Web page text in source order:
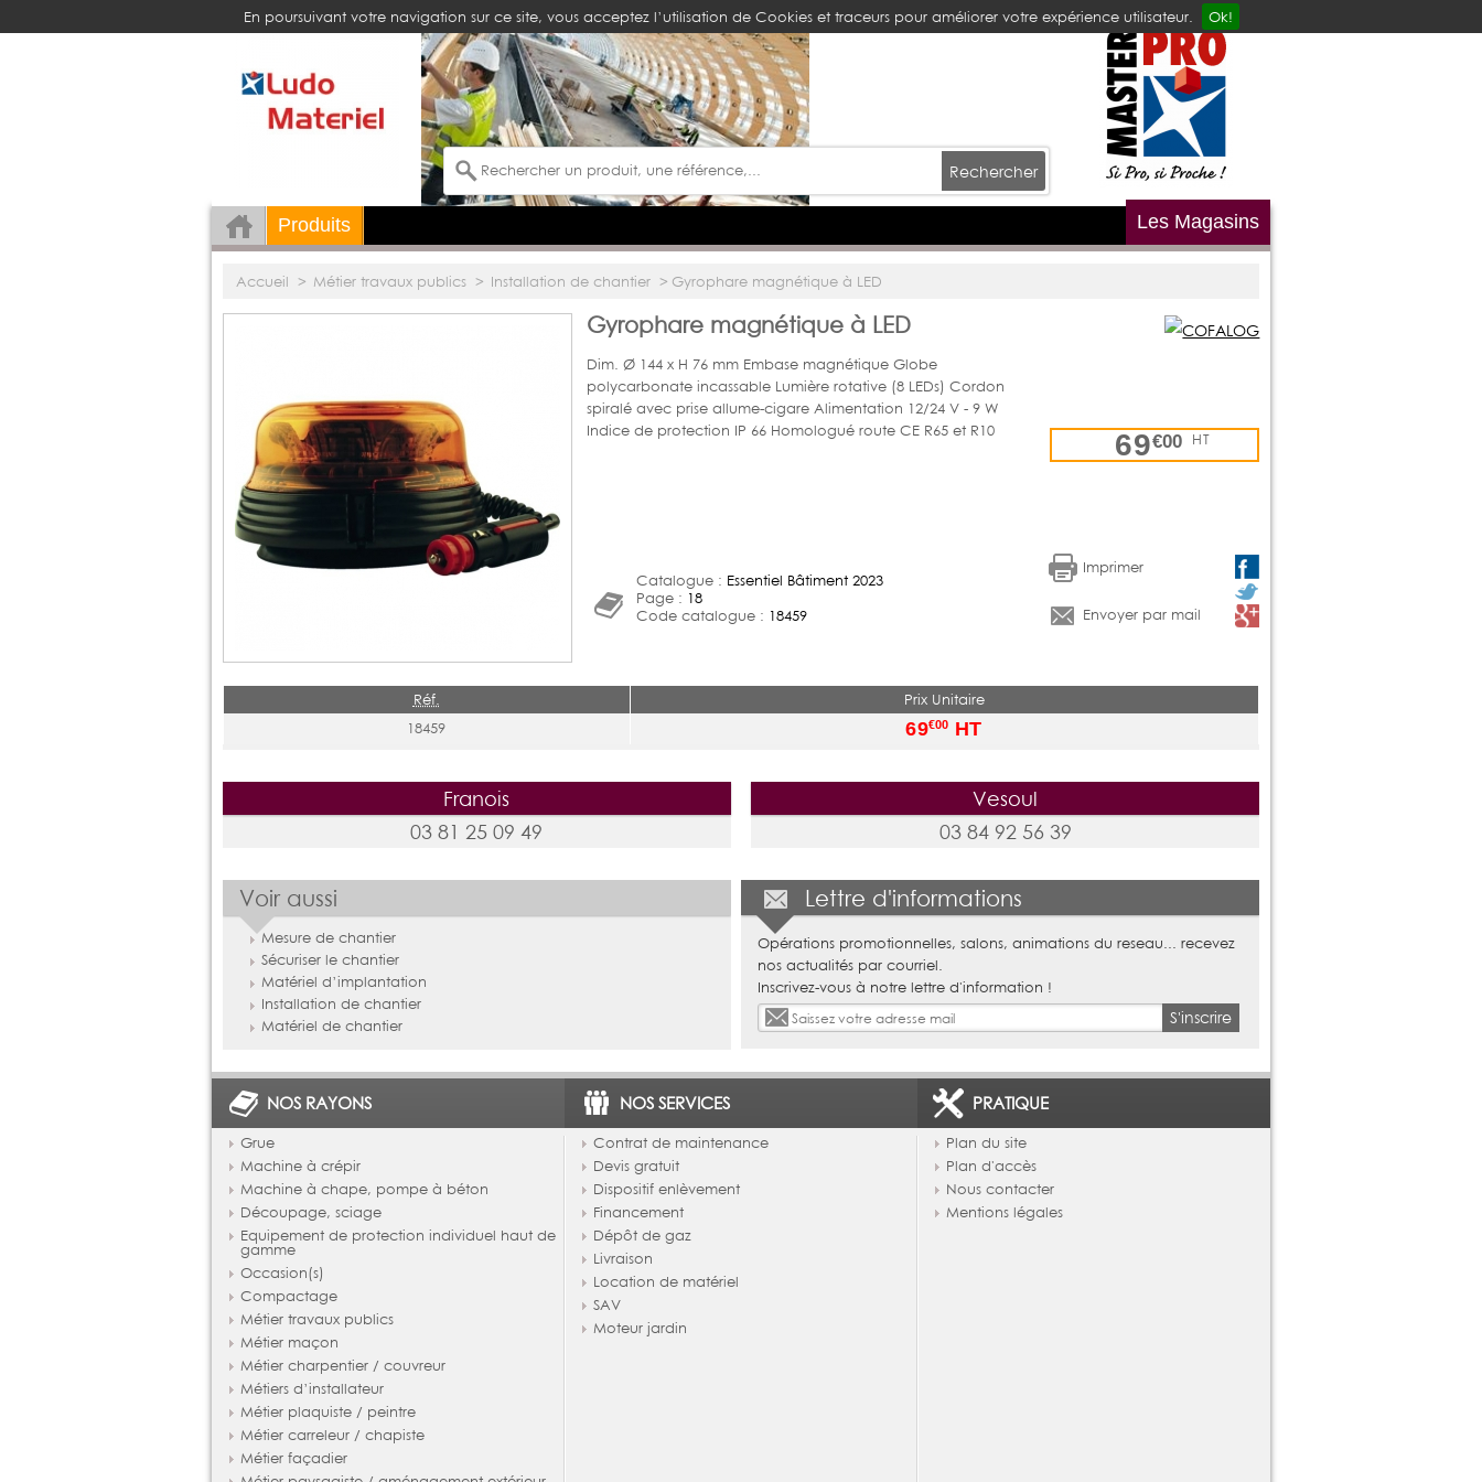
En poursuivant votre navigation sur ce site, vous acceptez l’utilisation de Cookies et traceurs pour améliorer votre expérience utilisateur. Ok!
Rechercher
Produits Les Magasins
Accueil > Métier travaux publics > Installation de chantier > Gyrophare magnétique à LED
Gyrophare magnétique à LED
Dim. Ø 144 x H 76 mm Embase magnétique Globe
polycarbonate incassable Lumière rotative (8 LEDs) Cordon
spiralé avec prise allume-cigare Alimentation 12/24 V - 9 W
Indice de protection IP 66 Homologué route CE R65 et R10
69€00 HT
Catalogue : Essentiel Bâtiment 2023
Page : 18
Code catalogue : 18459
Imprimer
Envoyer par mail
Réf.
Prix Unitaire
18459
69€00 HT
Franois
03 81 25 09 49
Vesoul
03 84 92 56 39
Lettre d'informations
Opérations promotionnelles, salons, animations du reseau... recevez
nos actualités par courriel.
Inscrivez-vous à notre lettre d'information !
S'inscrire
Voir aussi
Mesure de chantier
Sécuriser le chantier
Matériel d’implantation
Installation de chantier
Matériel de chantier
NOS RAYONS
Grue
Machine à crépir
Machine à chape, pompe à béton
Découpage, sciage
Equipement de protection individuel haut de
gamme
Occasion(s)
Compactage
Métier travaux publics
Métier maçon
Métier charpentier / couvreur
Métiers d’installateur
Métier plaquiste / peintre
Métier carreleur / chapiste
Métier façadier
NOS SERVICES
Contrat de maintenance
Devis gratuit
Dispositif enlèvement
Financement
Dépôt de gaz
Livraison
Location de matériel
SAV
Moteur jardin
PRATIQUE
Plan du site
Plan d'accès
Nous contacter
Mentions légales